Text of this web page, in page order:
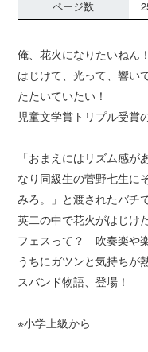
ページ数
俺、花火になりたいねん！
はじけて、光って、響い
たたいていたい！
児童文学賞トリプル受賞
「おまえにはリズム感
なり同級生の菅野七生に
みろ。」と渡されたバチ
英二の中で花火がはじ
フェスって？ 吹奏楽や
うちにガツンと気持ちが
スバンド物語、登場！
※小学上級から